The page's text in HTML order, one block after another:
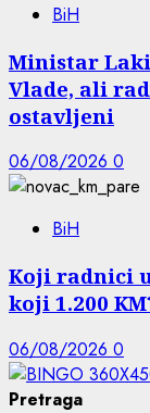
BiH
Ministar
Vlade, ali
ostavljeni
06/08/2026 0
BiH
Koji radnici
koji 1.200
06/08/2026 0
Pretraga